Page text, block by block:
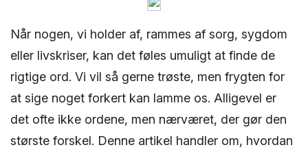
Når nogen, vi holder af, rammes af sorg, sygdom
eller livskriser, kan det føles umuligt at finde de
rigtige ord. Vi vil så gerne trøste, men frygten for
at sige noget forkert kan lamme os. Alligevel er
det ofte ikke ordene, men nærværet, der gør den
største forskel. Denne artikel handler om, hvordan